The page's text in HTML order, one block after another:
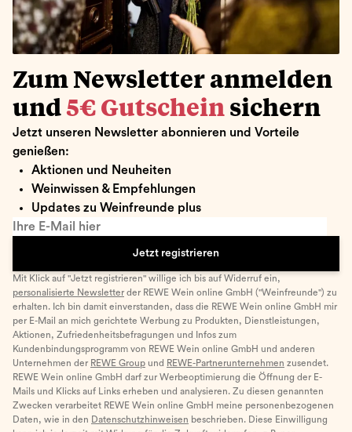
Zum Newsletter anmelden
und 5€ Gutschein sichern
Jetzt unseren Newsletter abonnieren und Vorteile
genießen:
Aktionen und Neuheiten
Weinwissen & Empfehlungen
Updates zu Weinfreunde plus
Ihre E-Mail hier
Jetzt registrieren
Mit Klick auf "Jetzt registrieren" willige ich bis auf Widerruf ein,
personalisierte Newsletter der REWE Wein online GmbH ("Weinfreunde") zu
erhalten. Ich bin damit einverstanden, dass die REWE Wein online GmbH mir
per E-Mail an mich gerichtete Werbung zu Produkten, Dienstleistungen,
Aktionen, Zufriedenheitsbefragungen und Infos zum
Kundenbindungsprogramm von REWE Wein online GmbH und anderen
Unternehmen der REWE Group und REWE-Partnerunternehmen zusendet.
REWE Wein online GmbH darf zur Werbeoptimierung die Öffnung der E-
Mails und Klicks auf Links erheben und analysieren. Zu diesen genannten
Zwecken verarbeitet REWE Wein online GmbH meine personenbezogenen
Daten, wie in den Datenschutzhinweisen beschrieben. Diese Einwilligung